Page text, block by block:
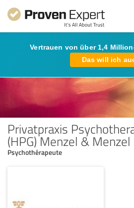
Vertrauen von über 1,4
Das will ich
Privatpraxis
(HPG) Menzel &
Psychothérapeute